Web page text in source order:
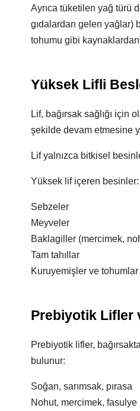
Ayrıca tüketilen yağ türü
gıdalardan gelen yağlar)
tohumu gibi
Yüksek Lifli
Lif, bağırsak sağlığı için
şekilde devam etmesine
Lif yalnızca bitkisel
Yüksek lif içeren besinler:
Sebzeler
Meyveler
Baklagiller (mercimek,
Tam tahıllar
Kuruyemişler ve tohumlar
Prebiyotik Lifler
Prebiyotik lifler,
bulunur:
Soğan, sarımsak, pırasa
Nohut, mercimek, fasulye